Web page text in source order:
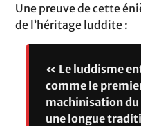
Une preuve de cette
de l’héritage luddite :
« Le luddisme
comme le
machinisation
une longue